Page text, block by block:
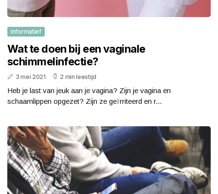
Informatief
Wat te doen bij een vaginale
schimmelinfectie?
3 mei 2021 2 min leestijd
Heb je last van jeuk aan je vagina? Zijn je vagina en
schaamlippen opgezet? Zijn ze geïrriteerd en r...